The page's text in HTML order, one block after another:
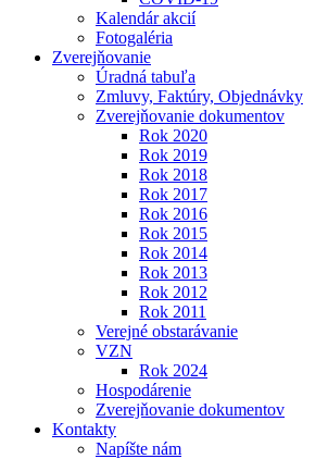
Kalendár akcií
Fotogaléria
Zverejňovanie
Úradná tabuľa
Zmluvy, Faktúry, Objednávky
Zverejňovanie dokumentov
Rok 2020
Rok 2019
Rok 2018
Rok 2017
Rok 2016
Rok 2015
Rok 2014
Rok 2013
Rok 2012
Rok 2011
Verejné obstarávanie
VZN
Rok 2024
Hospodárenie
Zverejňovanie dokumentov
Kontakty
Napíšte nám